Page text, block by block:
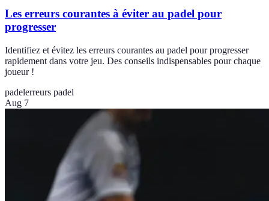
Les erreurs courantes à éviter au padel pour
progresser
Identifiez et évitez les erreurs courantes au padel pour progresser
rapidement dans votre jeu. Des conseils indispensables pour chaque
joueur !
padelerreurs padel
Aug 7